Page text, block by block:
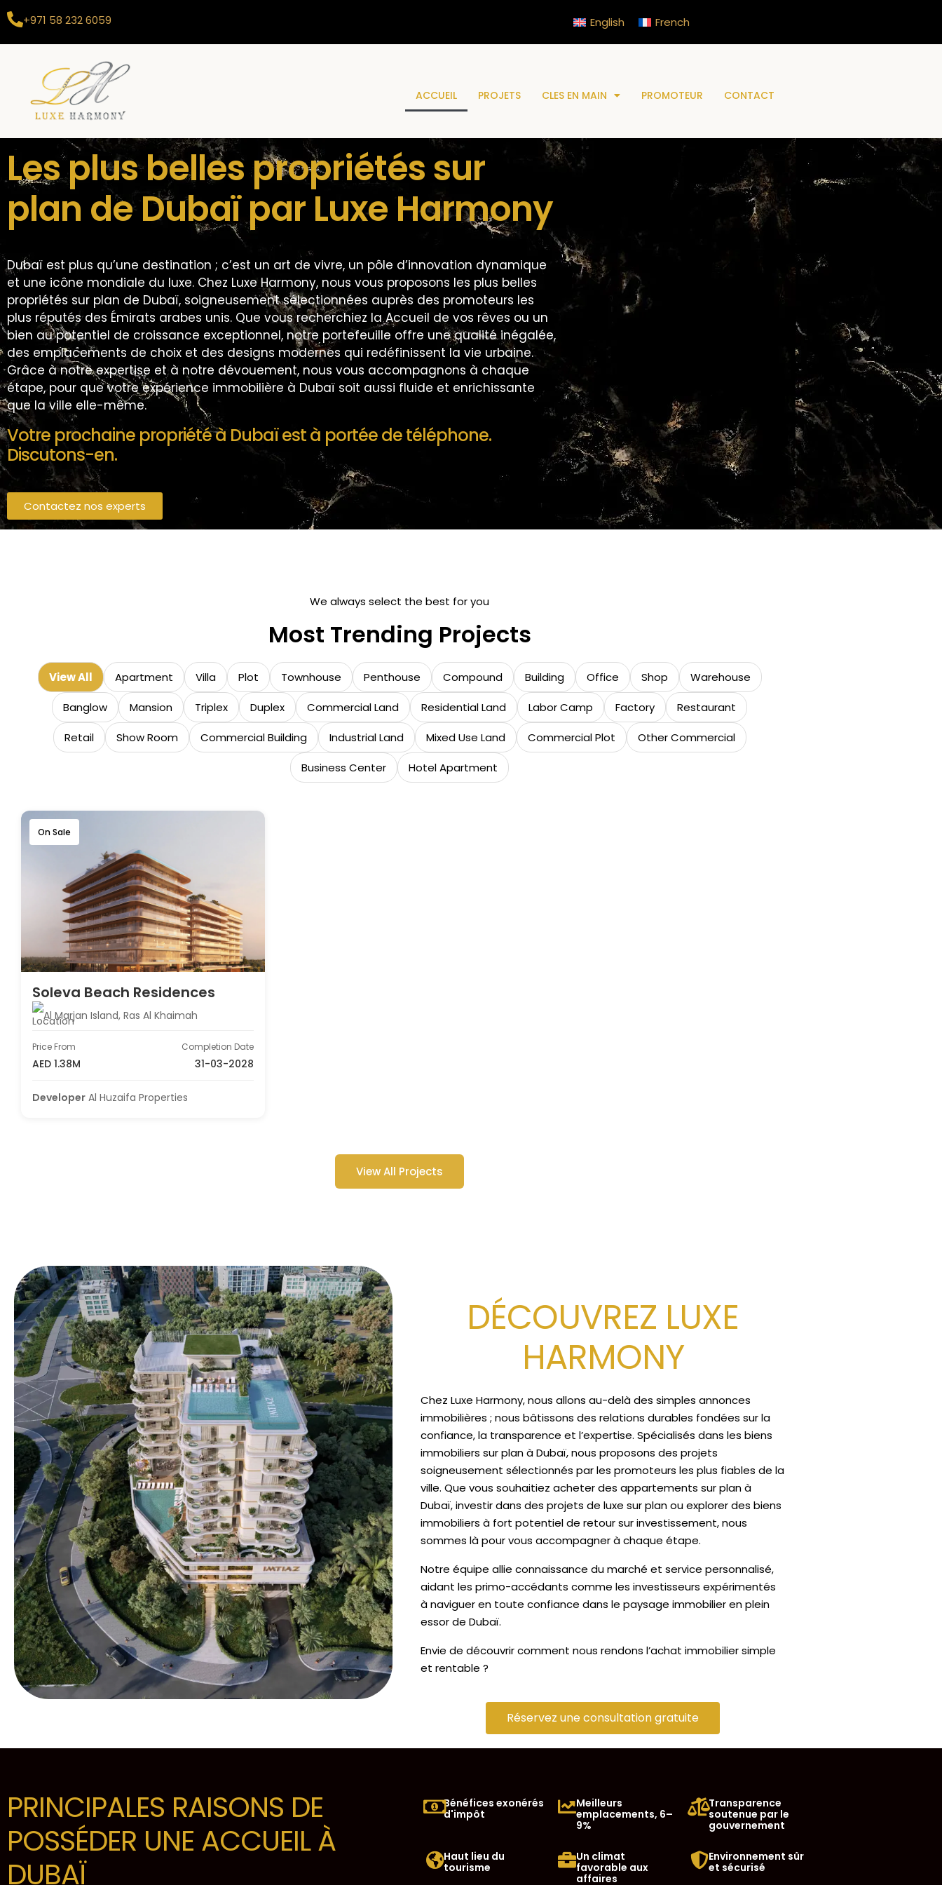
+971 58 232 6059 English French
ACCUEIL PROJETS CLES EN MAIN PROMOTEUR CONTACT
Les plus belles propriétés sur
plan de Dubaï par Luxe Harmony
Dubaï est plus qu’une destination ; c’est un art de vivre, un pôle d’innovation dynamique
et une icône mondiale du luxe. Chez Luxe Harmony, nous vous proposons les plus belles
propriétés sur plan de Dubaï, soigneusement sélectionnées auprès des promoteurs les
plus réputés des Émirats arabes unis. Que vous recherchiez la Accueil de vos rêves ou un
bien au potentiel de croissance exceptionnel, notre portefeuille offre une qualité inégalée,
des emplacements de choix et des designs modernes qui redéfinissent la vie urbaine.
Grâce à notre expertise et à notre dévouement, nous vous accompagnons à chaque
étape, pour que votre expérience immobilière à Dubaï soit aussi fluide et enrichissante
que la ville elle-même.
Votre prochaine propriété à Dubaï est à portée de téléphone.
Discutons-en.
Contactez nos experts
We always select the best for you
Most Trending Projects
View All Apartment Villa Plot Townhouse Penthouse Compound Building Office Shop Warehouse
Banglow Mansion Triplex Duplex Commercial Land Residential Land Labor Camp Factory Restaurant
Retail Show Room Commercial Building Industrial Land Mixed Use Land Commercial Plot Other Commercial
Business Center Hotel Apartment
On Sale
Soleva Beach Residences
Al Marjan Island, Ras Al Khaimah
Price From
AED 1.38M
Completion Date
31-03-2028
Developer Al Huzaifa Properties
View All Projects
DÉCOUVREZ LUXE
HARMONY
Chez Luxe Harmony, nous allons au-delà des simples annonces
immobilières ; nous bâtissons des relations durables fondées sur la
confiance, la transparence et l’expertise. Spécialisés dans les biens
immobiliers sur plan à Dubaï, nous proposons des projets
soigneusement sélectionnés par les promoteurs les plus fiables de la
ville. Que vous souhaitiez acheter des appartements sur plan à
Dubaï, investir dans des projets de luxe sur plan ou explorer des biens
immobiliers à fort potentiel de retour sur investissement, nous
sommes là pour vous accompagner à chaque étape.
Notre équipe allie connaissance du marché et service personnalisé,
aidant les primo-accédants comme les investisseurs expérimentés
à naviguer en toute confiance dans le paysage immobilier en plein
essor de Dubaï.
Envie de découvrir comment nous rendons l’achat immobilier simple
et rentable ?
Réservez une consultation gratuite
PRINCIPALES RAISONS DE
POSSÉDER UNE ACCUEIL À
DUBAÏ
Bénéfices exonérés
d'impôt
Meilleurs
emplacements, 6–
9%
Transparence
soutenue par le
gouvernement
Haut lieu du
tourisme
Un climat
favorable aux
affaires
Environnement sûr
et sécurisé